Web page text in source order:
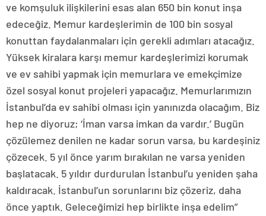
ve komşuluk ilişkilerini esas alan 650 bin konut inşa
edeceğiz. Memur kardeşlerimin de 100 bin sosyal
konuttan faydalanmaları için gerekli adımları atacağız.
Yüksek kiralara karşı memur kardeşlerimizi korumak
ve ev sahibi yapmak için memurlara ve emekçimize
özel sosyal konut projeleri yapacağız. Memurlarımızın
İstanbul’da ev sahibi olması için yanınızda olacağım. Biz
hep ne diyoruz; ‘İman varsa imkan da vardır.’ Bugün
çözülemez denilen ne kadar sorun varsa, bu kardeşiniz
çözecek. 5 yıl önce yarım bırakılan ne varsa yeniden
başlatacak. 5 yıldır durdurulan İstanbul’u yeniden şaha
kaldıracak. İstanbul’un sorunlarını biz çözeriz, daha
önce yaptık. Geleceğimizi hep birlikte inşa edelim”